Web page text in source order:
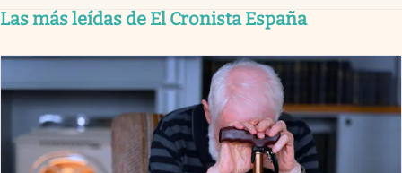
Las más leídas de El Cronista España